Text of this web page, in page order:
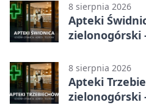
8 sierpnia 2026
Apteki
zielonogórski
8 sierpnia 2026
Apteki
zielonogórski